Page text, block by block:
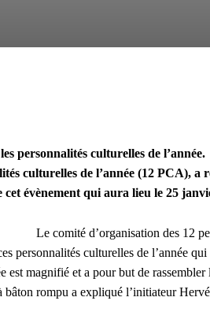
personnalités culturelles de l’année.
culturelles de l’année (12 PCA), a
évènement qui aura lieu le 25
Le comité d’organisation des 12
personnalités culturelles de l’année
est magnifié et a pour but de
bâton rompu a expliqué l’initiateur